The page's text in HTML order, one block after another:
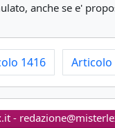
anche se e'
1416 Articolo
-